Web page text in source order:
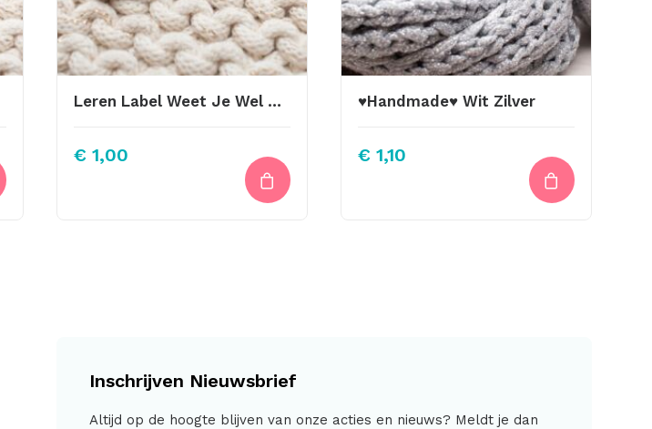
Leren Label Weet Je Wel Hoe Leuk Je Bent
€ 1,00
♥Handmade♥ Wit Zilver
€ 1,10
Inschrijven Nieuwsbrief
Altijd op de hoogte blijven van onze acties en nieuws? Meldt je dan